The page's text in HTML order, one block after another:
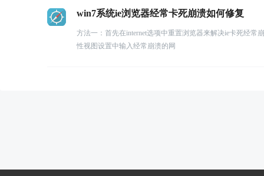
win7系统ie浏览器经常卡死崩溃如何修复
方法一：首先在internet选项中重置浏览器来解决ie卡死经
性视图设置中输入经常崩溃的网